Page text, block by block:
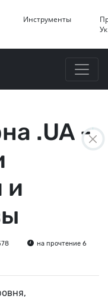
Инструменты
.UA -
и
на прочтение 6